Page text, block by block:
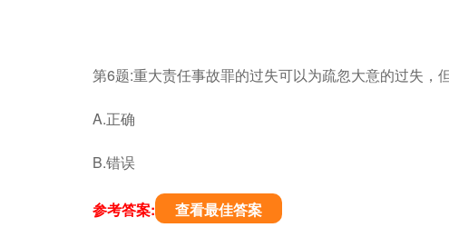
第6题:重大责任事故罪的过失可以为疏忽大意的过失，
A.正确
B.错误
参考答案: 查看最佳答案